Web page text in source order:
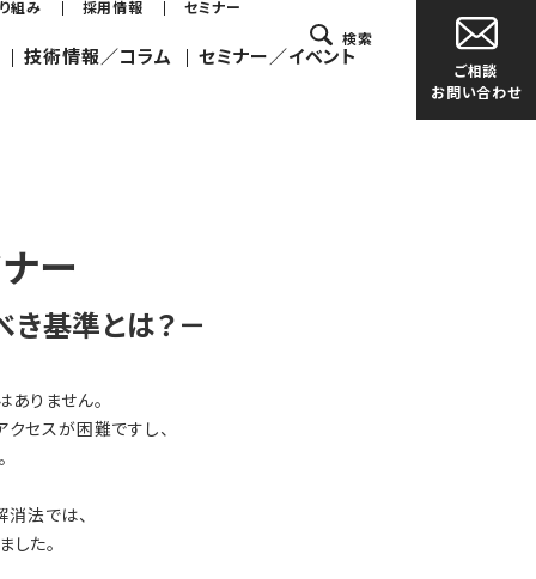
組み 採用情報 セミナー
技術情報／コラム セミナー／イベント
検索
ご相談
お問い合わせ
ー
基準とは？－
りません。
セスが困難ですし、
法では、
た。